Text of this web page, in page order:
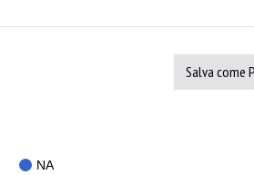
Salva come
NA